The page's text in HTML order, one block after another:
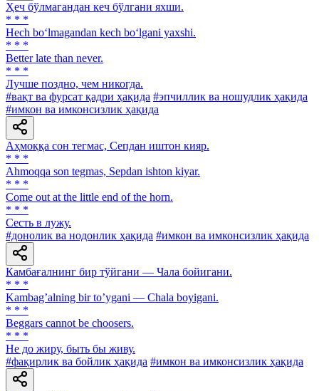
Ҳеч бўлмагандан кеч бўлгани яхши.
* * *
Hech bo‘lmagandan kech bo‘lgani yaxshi.
* * *
Better late than never.
* * *
Лучше поздно, чем никогда.
#вақт ва фурсат қадри ҳақида #эпчиллик ва ношудлик ҳақида
#имкон ва имконсизлик ҳақида
Аҳмоққа сон тегмас, Сепдан иштон кияр.
* * *
Ahmoqqa son tegmas, Sepdan ishton kiyar.
* * *
Come out at the little end of the horn.
* * *
Сесть в лужу.
#донолик ва нодонлик ҳақида #имкон ва имконсизлик ҳақида
Камбағалнинг бир тўйгани — Чала бойигани.
* * *
Kambagʼalning bir toʼygani — Chala boyigani.
* * *
Beggars cannot be choosers.
* * *
He до жиру, быть бы живу.
#фақирлик ва бойлик ҳақида #имкон ва имконсизлик ҳақида